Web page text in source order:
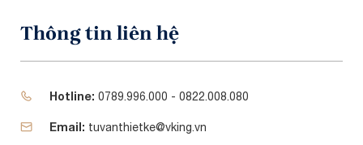
Thông tin liên hệ
Hotline: 0789.996.000 - 0822.008.080
Email: tuvanthietke@vking.vn